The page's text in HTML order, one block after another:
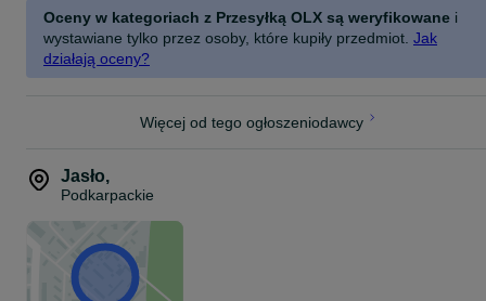
Oceny w kategoriach z Przesyłką OLX są weryfikowane i
wystawiane tylko przez osoby, które kupiły przedmiot. Jak
działają oceny?
Więcej od tego ogłoszeniodawcy
Jasło,
Podkarpackie